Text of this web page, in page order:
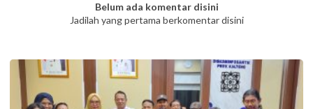
Belum ada komentar disini
Jadilah yang pertama berkomentar disini